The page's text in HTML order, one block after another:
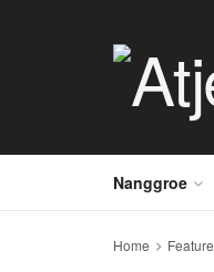
Nanggroe
Home Feature